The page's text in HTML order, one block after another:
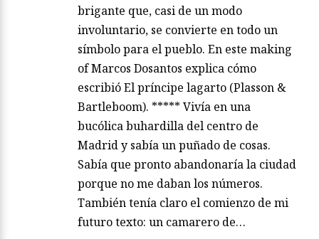
brigante que, casi de un modo
involuntario, se convierte en todo un
símbolo para el pueblo. En este making
of Marcos Dosantos explica cómo
escribió El príncipe lagarto (Plasson &
Bartleboom). ***** Vivía en una
bucólica buhardilla del centro de
Madrid y sabía un puñado de cosas.
Sabía que pronto abandonaría la ciudad
porque no me daban los números.
También tenía claro el comienzo de mi
futuro texto: un camarero de…